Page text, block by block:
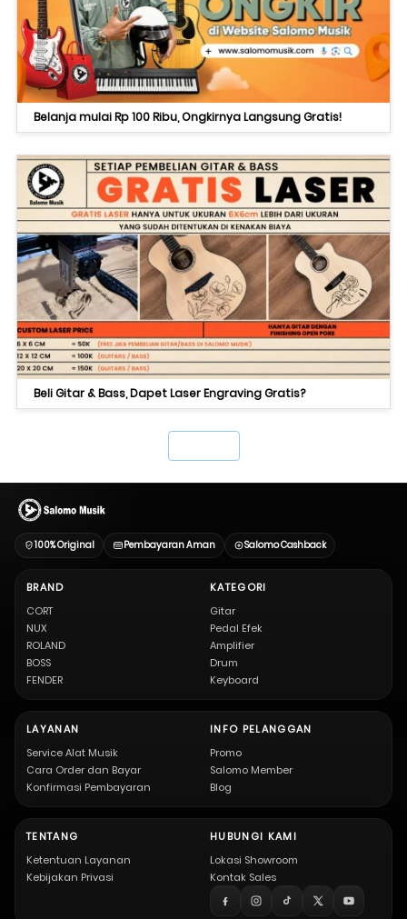
Belanja mulai Rp 100 Ribu, Ongkirnya Langsung Gratis!
Beli Gitar & Bass, Dapet Laser Engraving Gratis?
100% Original Pembayaran Aman Salomo Cashback
BRAND
CORT
NUX
ROLAND
BOSS
FENDER
KATEGORI
Gitar
Pedal Efek
Amplifier
Drum
Keyboard
LAYANAN
Service Alat Musik
Cara Order dan Bayar
Konfirmasi Pembayaran
INFO PELANGGAN
Promo
Salomo Member
Blog
TENTANG
Ketentuan Layanan
Kebijakan Privasi
HUBUNGI KAMI
Lokasi Showroom
Kontak Sales